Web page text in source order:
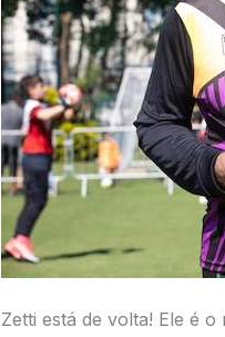
Zetti está de volta! Ele é